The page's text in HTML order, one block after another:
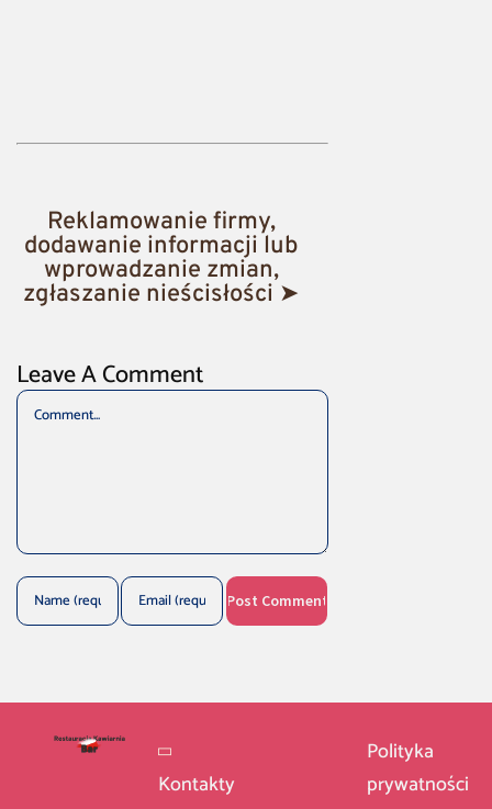
Reklamowanie firmy,
dodawanie informacji lub
wprowadzanie zmian,
zgłaszanie nieścisłości ➤
Leave A Comment
Comment
Kontakty
Polityka
prywatności